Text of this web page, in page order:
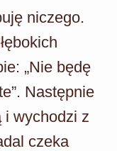
niczego.
„Nie będę
Następnie
i wychodzi z
czeka